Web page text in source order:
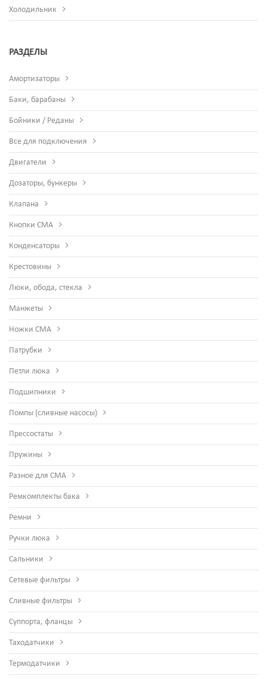
Холодильник
РАЗДЕЛЫ
Амортизаторы
Баки, барабаны
Бойники / Реданы
Все для подключения
Двигатели
Дозаторы, бункеры
Клапана
Кнопки СМА
Конденсаторы
Крестовины
Люки, обода, стекла
Манжеты
Ножки СМА
Патрубки
Петли люка
Подшипники
Помпы (сливные насосы)
Прессостаты
Пружины
Разное для СМА
Ремкомплекты бака
Ремни
Ручки люка
Сальники
Сетевые фильтры
Сливные фильтры
Суппорта, фланцы
Таходатчики
Термодатчики